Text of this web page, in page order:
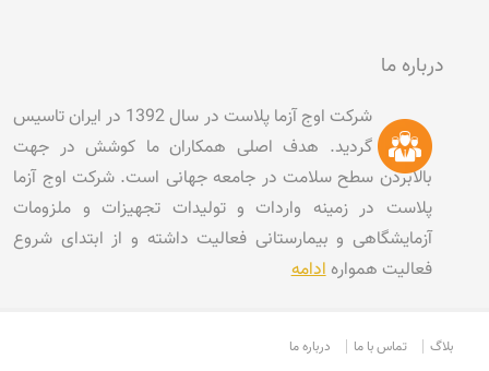
درباره ما
شرکت اوج آزما پلاست در سال 1392 در ایران تاسیس
گردید. هدف اصلی همکاران ما کوشش در جهت
بالابردن سطح سلامت در جامعه جهانی است. شرکت اوج آزما
پلاست در زمینه واردات و تولیدات تجهیزات و ملزومات
آزمایشگاهی و بیمارستانی فعالیت داشته و از ابتدای شروع
فعالیت هموارهادامه
درباره ما تماس با ما
بلاگ